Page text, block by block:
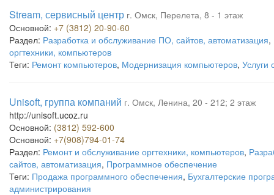
Stream, сервисный центр г. Омск, Перелета, 8 - 1 этаж
Основной: +7 (3812) 20-90-60
Раздел: Разработка и обслуживание ПО, сайтов, автоматизация,
оргтехники, компьютеров
Теги: Ремонт компьютеров, Модернизация компьютеров, Услуги
Unisoft, группа компаний г. Омск, Ленина, 20 - 212; 2 этаж
http://unisoft.ucoz.ru
Основной: (3812) 592-600
Основной: +7(908)794-01-74
Раздел: Ремонт и обслуживание оргтехники, компьютеров,
сайтов, автоматизация, Программное обеспечение
Теги: Продажа программного обеспечения, Бухгалтерские
администрирования